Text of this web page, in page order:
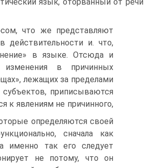
что же представляют
и. что,
в языке. Отсюда и
изменения в причинных
лежащих за пределами
субъектов, приписыва­ются
к явлениям не причинного,
определяются своей
сначала как
именно так его следует
не потому, что он